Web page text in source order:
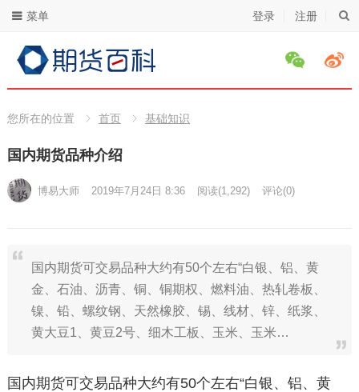
登录 注册
菜单
您所在的位置 首页 基础知识
国内期货品种介绍
博易大师 2019年7月24日 8:36 阅读(1,292) 评论(0)
国内期货可交易品种大约有50个左右“白银、铝、黄
金、石油、沥青、铜、铜期权、燃料油、热轧卷板、
镍、铅、螺纹钢、天然橡胶、锡、线材、锌、纸浆、
黄大豆1、黄豆2号、细木工板、玉米、玉米…
国内期货可交易品种大约有50个左右“白银、铝、黄